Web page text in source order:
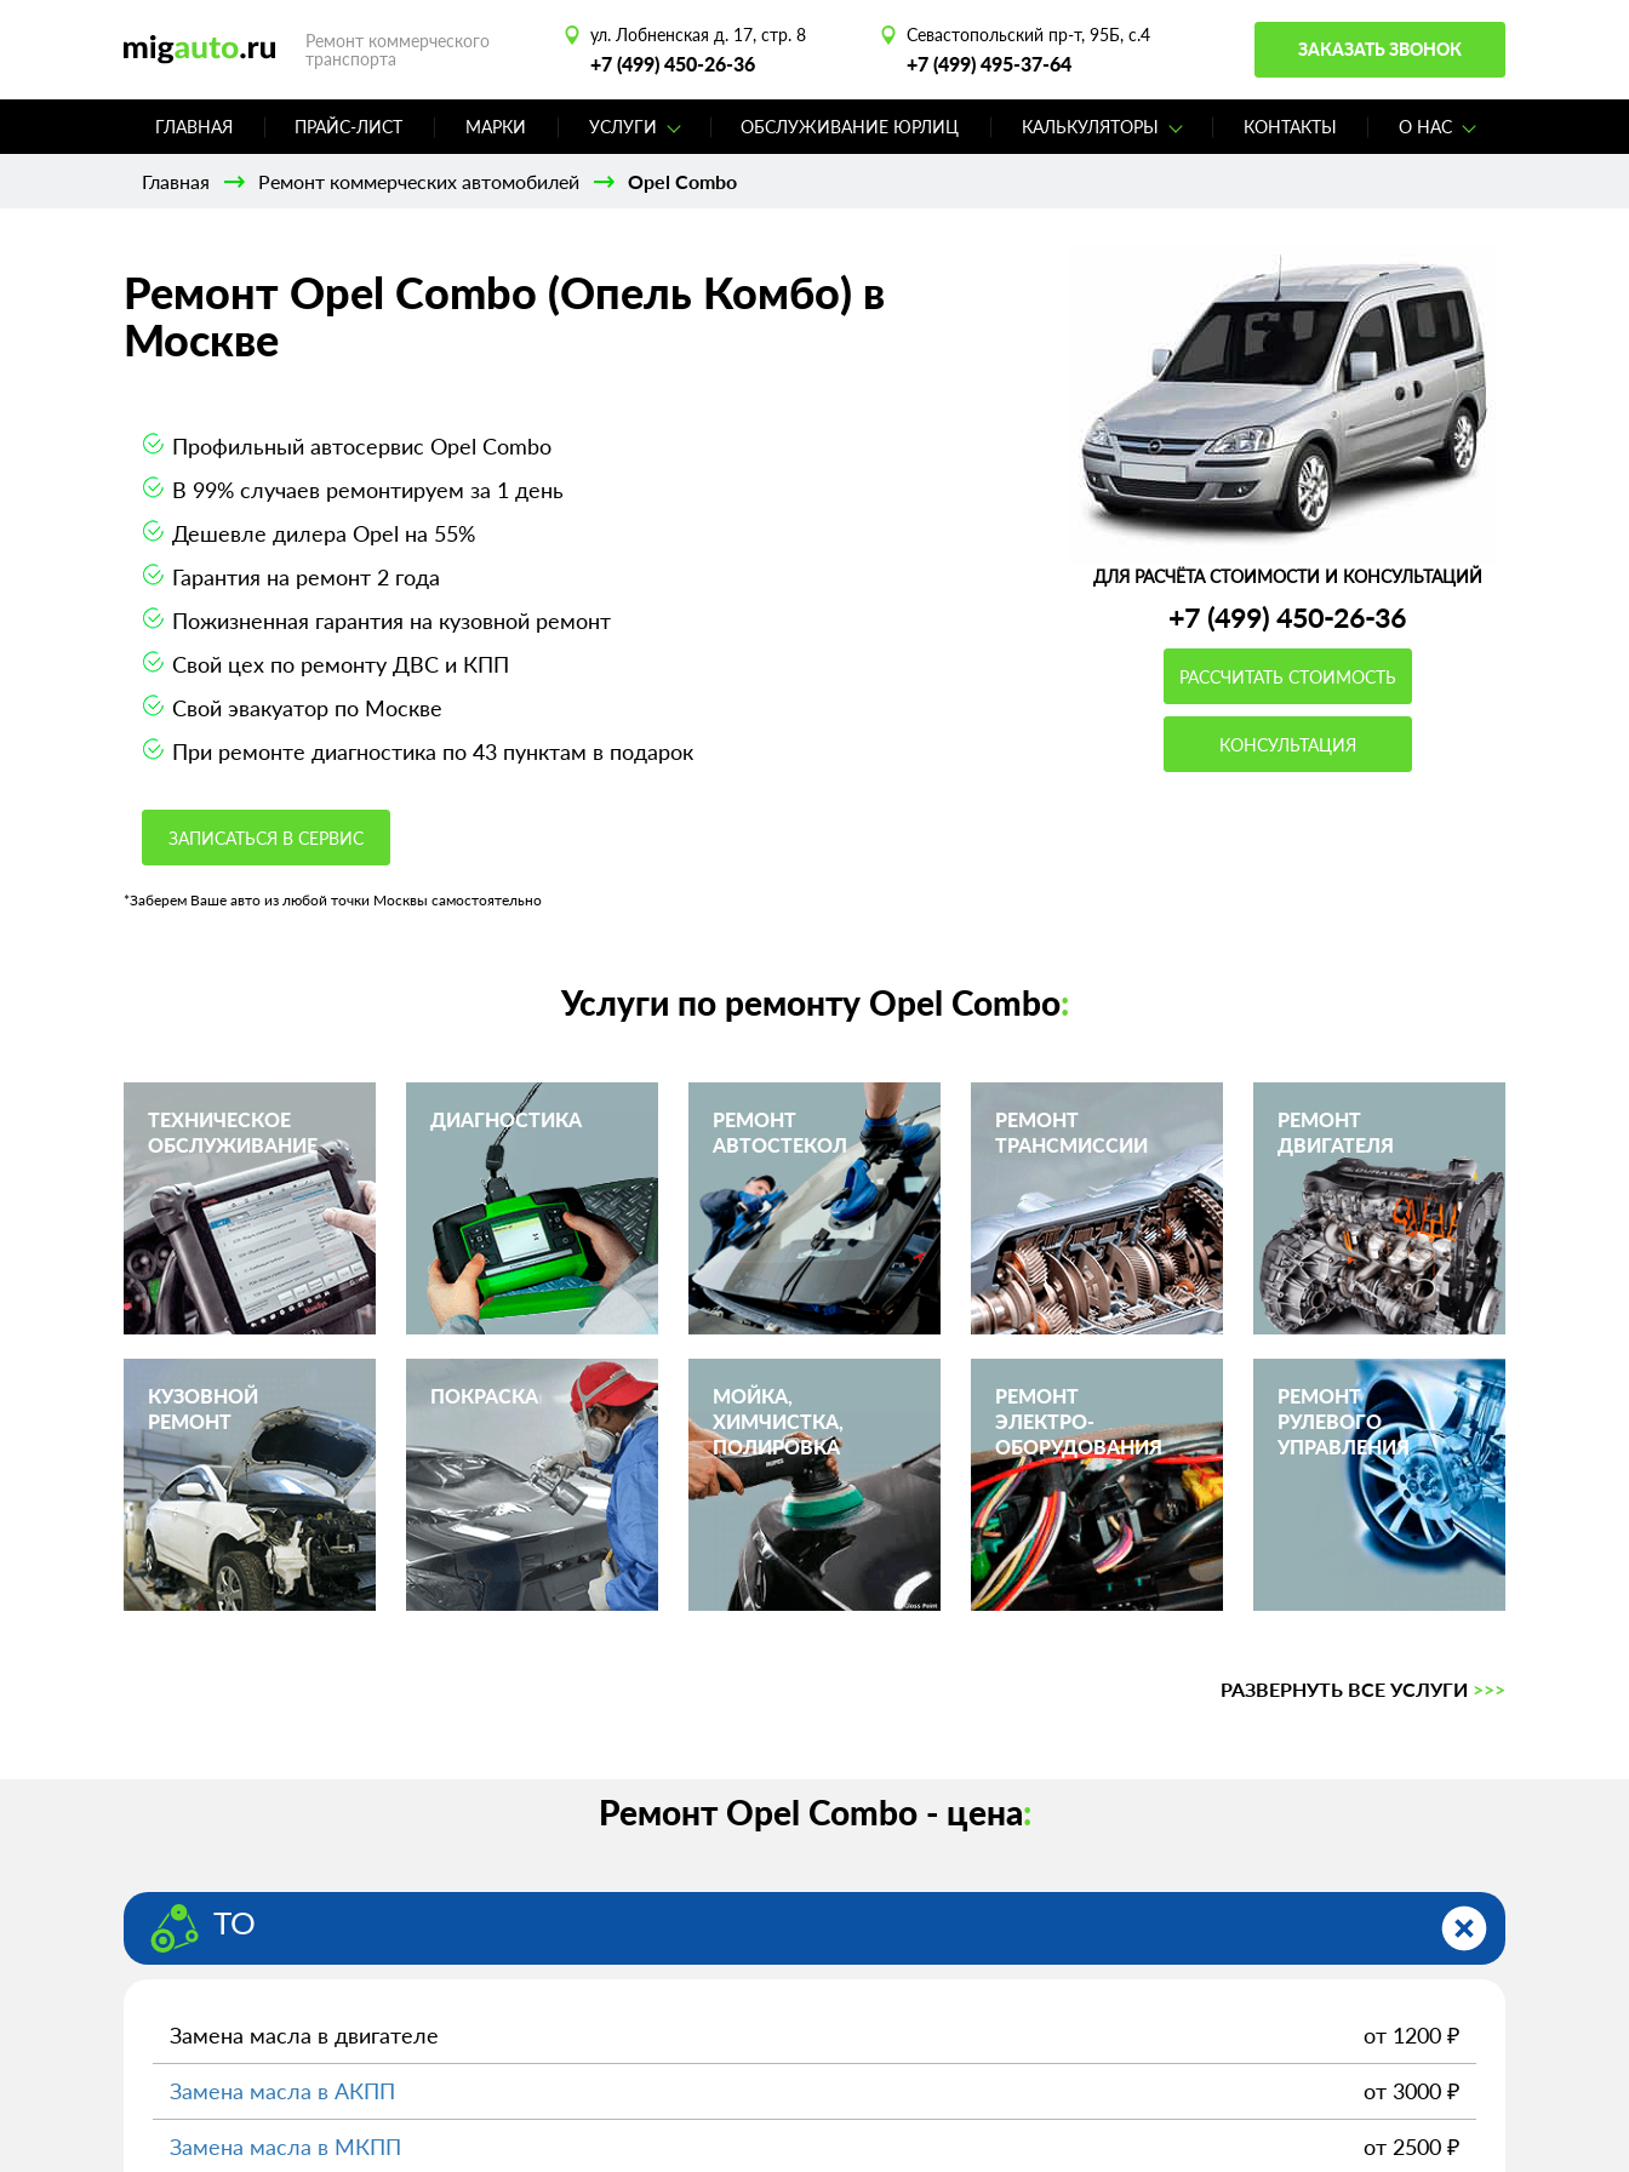
Ремонт коммерческого
транспорта
ул. Лобненская д. 17, стр. 8
+7 (499) 450-26-36
Севастопольский пр-т, 95Б, с.4
+7 (499) 495-37-64
ЗАКАЗАТЬ ЗВОНОК
ГЛАВНАЯ ПРАЙС-ЛИСТ МАРКИ УСЛУГИ ОБСЛУЖИВАНИЕ ЮРЛИЦ КАЛЬКУЛЯТОРЫ КОНТАКТЫ О НАС
Главная Ремонт коммерческих автомобилей Opel Combo
Ремонт Opel Combo (Опель Комбо) в
Москве
Профильный автосервис Opel Combo
В 99% случаев ремонтируем за 1 день
Дешевле дилера Opel на 55%
Гарантия на ремонт 2 года
Пожизненная гарантия на кузовной ремонт
Свой цех по ремонту ДВС и КПП
Свой эвакуатор по Москве
При ремонте диагностика по 43 пунктам в подарок
ЗАПИСАТЬСЯ В СЕРВИС
*Заберем Ваше авто из любой точки Москвы самостоятельно
ДЛЯ РАСЧЁТА СТОИМОСТИ И КОНСУЛЬТАЦИЙ
+7 (499) 450-26-36
РАССЧИТАТЬ СТОИМОСТЬ
КОНСУЛЬТАЦИЯ
Услуги по ремонту Opel Combo:
ТЕХНИЧЕСКОЕ
ОБСЛУЖИВАНИЕ
ДИАГНОСТИКА
РЕМОНТ
АВТОСТЕКОЛ
РЕМОНТ
ТРАНСМИССИИ
РЕМОНТ
ДВИГАТЕЛЯ
КУЗОВНОЙ
РЕМОНТ
ПОКРАСКА
МОЙКА,
ХИМЧИСТКА,
ПОЛИРОВКА
РЕМОНТ
ЭЛЕКТРО­
ОБОРУДОВАНИЯ
РЕМОНТ
РУЛЕВОГО
УПРАВЛЕНИЯ
РАЗВЕРНУТЬ ВСЕ УСЛУГИ >>>
Ремонт Opel Combo - цена:
ТО
Замена масла в двигателе от 1200 ₽
Замена масла в АКПП от 3000 ₽
Замена масла в МКПП от 2500 ₽